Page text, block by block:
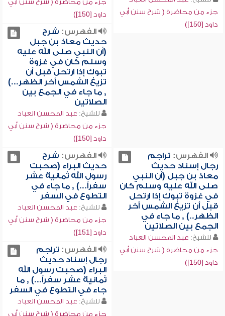
جزء من محاضرة ( شرح سنن أبي
داود [150])
جزء من محاضرة ( شرح سنن أبي
داود [150])
الفهرس: شرح
حديث معاذ بن جبل
(أن النبي صلى الله عليه
وسلم كان في غزوة
تبوك إذا ارتحل قبل أن
تزيغ الشمس أخر الظهر...)
, ما جاء في الجمع بين
الصلاتين
للشيخ: عبد المحسن العباد
جزء من محاضرة ( شرح سنن أبي
داود [150])
الفهرس: تراجم
رجال إسناد حديث
معاذ بن جبل (أن النبي
صلى الله عليه وسلم كان
في غزوة تبوك إذا ارتحل
قبل أن تزيغ الشمس أخر
الظهر..) , ما جاء في
الجمع بين الصلاتين
للشيخ: عبد المحسن العباد
جزء من محاضرة ( شرح سنن أبي
داود [150])
الفهرس: شرح
حديث البراء (صحبت
رسول الله ثمانية عشر
سفراً...) , ما جاء في
التطوع في السفر
للشيخ: عبد المحسن العباد
جزء من محاضرة ( شرح سنن أبي
داود [151])
الفهرس: تراجم
رجال إسناد حديث
البراء (صحبت رسول الله
ثمانية عشر سفراً...) , ما
جاء في التطوع في السفر
للشيخ: عبد المحسن العباد
جزء من محاضرة ( شرح سنن أبي